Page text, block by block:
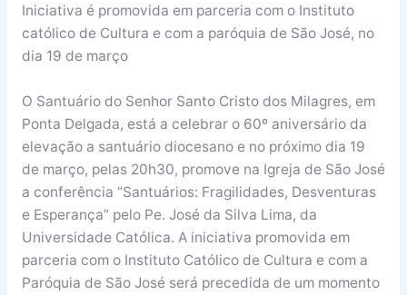
Iniciativa é promovida em parceria com o Instituto
católico de Cultura e com a paróquia de São José, no
dia 19 de março
O Santuário do Senhor Santo Cristo dos Milagres, em
Ponta Delgada, está a celebrar o 60º aniversário da
elevação a santuário diocesano e no próximo dia 19
de março, pelas 20h30, promove na Igreja de São José
a conferência “Santuários: Fragilidades, Desventuras
e Esperança” pelo Pe. José da Silva Lima, da
Universidade Católica. A iniciativa promovida em
parceria com o Instituto Católico de Cultura e com a
Paróquia de São José será precedida de um momento